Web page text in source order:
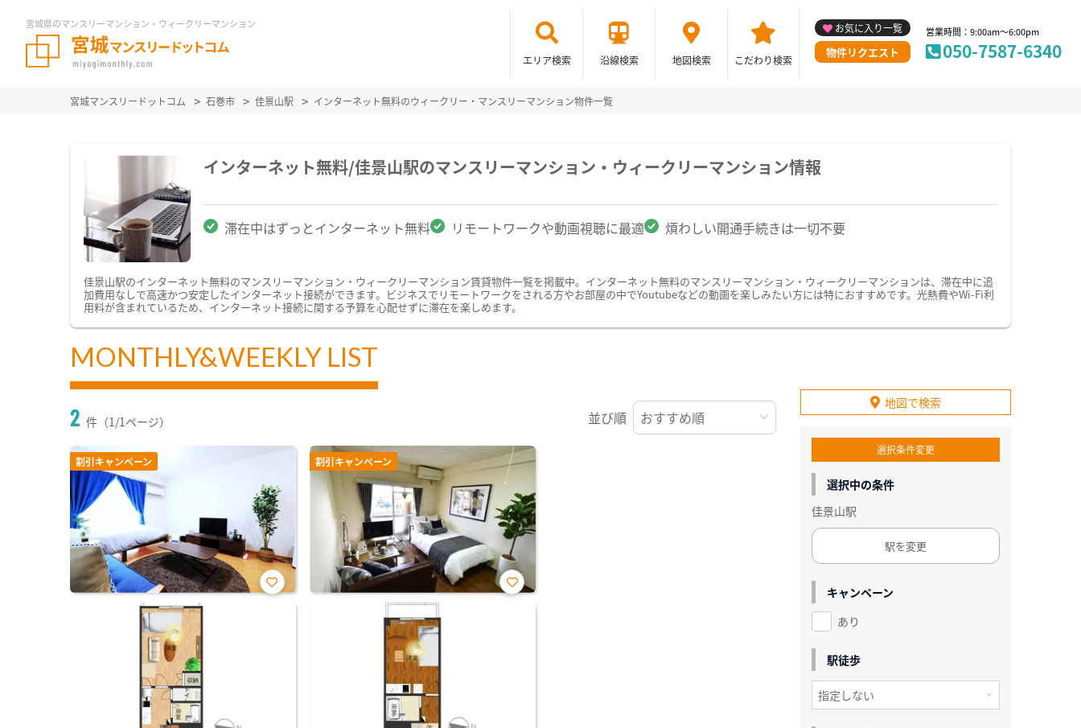
宮城県のマンスリーマンション・ウィークリーマンション
エリア検索 沿線検索 地図検索 こだわり検索
お気に入り一覧
物件リクエスト
営業時間：9:00am～6:00pm
050-7587-6340
宮城マンスリードットコム 石巻市 佳景山駅 インターネット無料のウィークリー・マンスリーマンション物件一覧
インターネット無料/佳景山駅のマンスリーマンション・ウィークリーマンション情報
滞在中はずっとインターネット無料 リモートワークや動画視聴に最適 煩わしい開通手続きは一切不要
佳景山駅のインターネット無料のマンスリーマンション・ウィークリーマンション賃貸物件一覧を掲載中。インターネット無料のマンスリーマンション・ウィークリーマンションは、滞在中に追
加費用なしで高速かつ安定したインターネット接続ができます。ビジネスでリモートワークをされる方やお部屋の中でYoutubeなどの動画を楽しみたい方には特におすすめです。光熱費やWi-Fi利
用料が含まれているため、インターネット接続に関する予算を心配せずに滞在を楽しめます。
MONTHLY&WEEKLY LIST
2 件（1/1ページ） 並び順
割引キャンペーン
お気
割引キャンペーン
お気
地図で検索
選択条件変更
選択中の条件
佳景山駅
駅を変更
キャンペーン
あり
駅徒歩